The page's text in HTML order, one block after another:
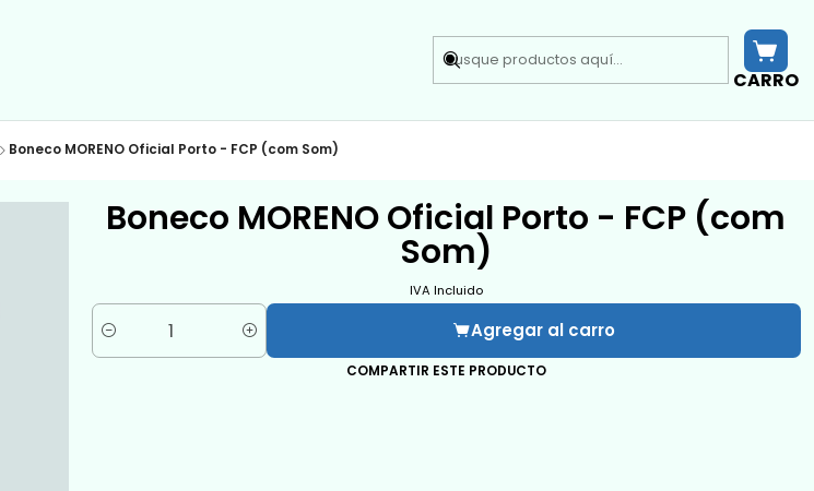
CARRO
Boneco MORENO Oficial Porto - FCP (com Som)
Boneco MORENO Oficial Porto - FCP (com
Som)
IVA Incluido
Cantidad Agregar al carro
COMPARTIR ESTE PRODUCTO